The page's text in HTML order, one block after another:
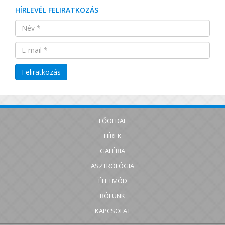
HÍRLEVÉL FELIRATKOZÁS
FŐOLDAL
HÍREK
GALÉRIA
ASZTROLÓGIA
ÉLETMÓD
RÓLUNK
KAPCSOLAT